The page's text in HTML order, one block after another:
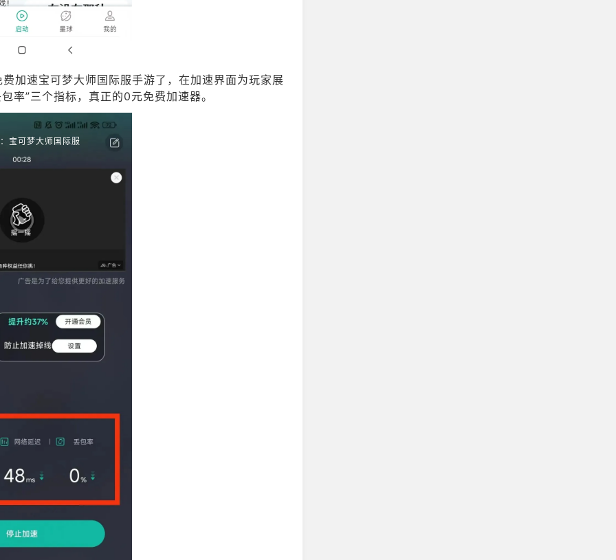
加速宝可梦大师国际服手游了，在加速界面为玩家展
率”三个指标，真正的0元免费加速器。
宝可梦大师国际服